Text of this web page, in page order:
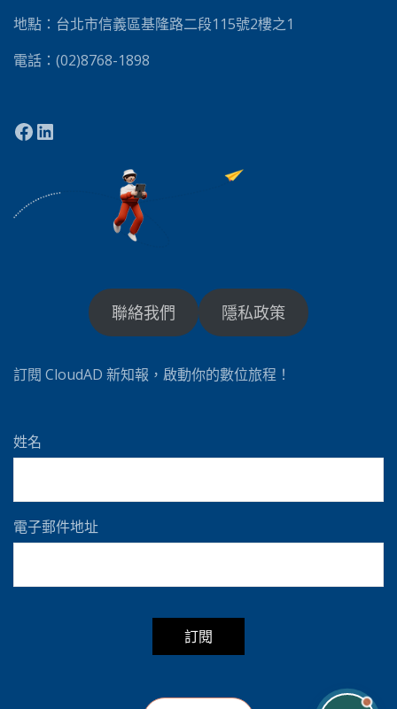
地點：台北市信義區基隆路二段115號2樓之1
電話：(02)8768-1898
聯絡我們 隱私政策
訂閱 CloudAD 新知報，啟動你的數位旅程！
姓名
電子郵件地址